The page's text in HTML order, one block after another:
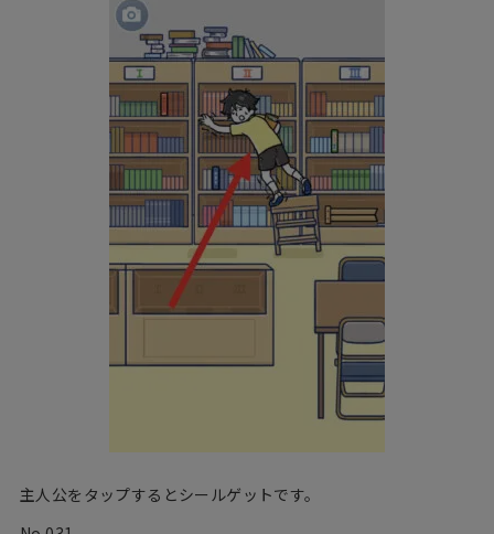
主人公をタップするとシールゲットです。